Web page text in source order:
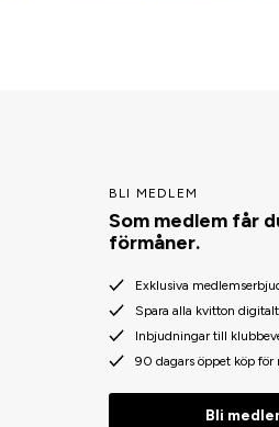
BLI MEDLEM
Som medlem får
förmåner.
Exklusiva
Spara alla kvitton digitalt
Inbjudningar till
90 dagars öppet köp för
Bli